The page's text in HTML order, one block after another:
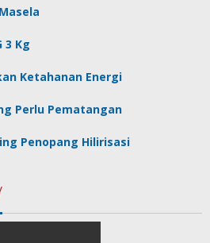
3 Kg
Ketahanan Energi
Perlu Pematangan
Penopang Hilirisasi